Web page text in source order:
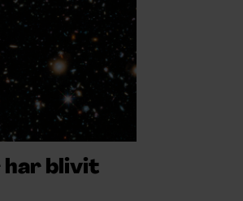
F&F
har blivit